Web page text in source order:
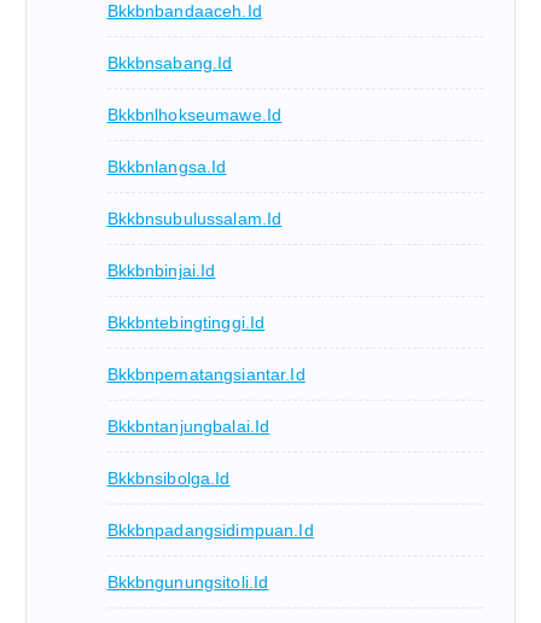
Bkkbnbandaaceh.id
Bkkbnsabang.id
Bkkbnlhokseumawe.id
Bkkbnlangsa.id
Bkkbnsubulussalam.id
Bkkbnbinjai.id
Bkkbntebingtinggi.id
Bkkbnpematangsiantar.id
Bkkbntanjungbalai.id
Bkkbnsibolga.id
Bkkbnpadangsidimpuan.id
Bkkbngunungsitoli.id